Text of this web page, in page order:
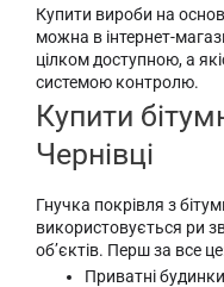
Купити вироби на
можна в інтернет-
цілком доступною, а
системою контролю.
Купити
Чернівці
Гнучка покрівля з
використовується ри
об’єктів. Перш за все
Приватні будинки